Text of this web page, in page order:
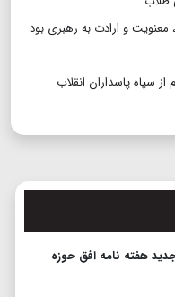
و ارادت به رهبری بود
سپاه پاسداران انقلاب
هفته نامه افق حوزه